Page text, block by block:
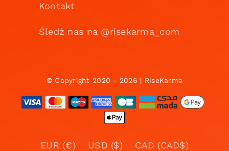
Kontakt
Śledź nas na @risekarma_com
© Copyright 2020 - 2026 | RiseKarma
EUR (€) USD ($)
CAD (CAD$)